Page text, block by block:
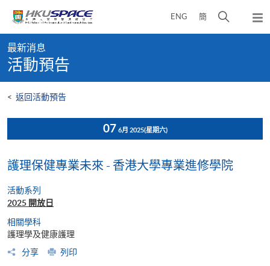
content
ENG 簡
開
彈
出
content
start
最新消息
活動預告
< 返回活動預告
07 6月 2025(星期六)
護理保健專業未來 - 香港大學專業進修學院
活動系列
2025 開放日
相關學科
護理學及健康護理
分享
列印